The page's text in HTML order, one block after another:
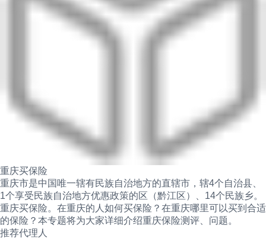
重庆买保险
重庆市是中国唯一辖有民族自治地方的直辖市，辖4个自治县、
1个享受民族自治地方优惠政策的区（黔江区）、14个民族乡。
重庆买保险。在重庆的人如何买保险？在重庆哪里可以买到合适
的保险？本专题将为大家详细介绍重庆保险测评、问题。
推荐代理人